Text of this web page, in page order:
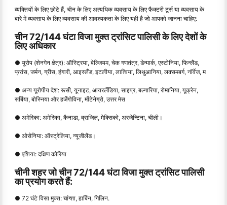
व्यक्तियों के लिए छोटे हैं, चीन के लिए अत्यधिक व्यवसाय के लिए फैक्टरी टूर्स या व्यवसाय के
बारे में व्यवसाय के लिए व्यवसाय की आवश्यकता के लिए यही है जो आपको जानना चाहिए:
चीन 72/144 घंटा विजा मुक्त ट्रांसिट पालिसी के लिए देशों के
लिए अधिकार
● यूरोप (शेनगेन क्षेत्र): ऑस्ट्रिया, बेल्जियम, चेक गणतंत्र, डेन्मार्क, एस्टोनिया, फिन्लैंड,
फ्रांस, जर्मन, ग्रीस, हंगारी, आइस्लैंड, इटलीया, लात्विया, लिथुआनिया, लक्समबर्ग, नॉर्वेज, म
● अन्य यूरोपीय देश: रूसी, यूनाइट, आयरलैंडिया, साइप्र, बल्गारिया, रोमानिया, यूक्रेन,
सर्बिया, बोस्निया और हर्जेगोविना, मोंटेनेग्रो, उत्तर मेस
● अमेरिका: अमेरिका, कैनाडा, ब्राजिल, मेक्सिको, अरजेन्टिना, चीली।
● ओसेनिया: ऑस्ट्रेलिया, न्यूजीलैंड।
● एशिया: दक्षिण कोरिया
चीनी शहर जो चीन 72/144 घंटा विजा मुक्त ट्रांसिट पालिसी
का प्रयोग करते हैं:
● 72 घंटे विसा मुक्त: चांग्शा, हार्बिन, गिलिन.